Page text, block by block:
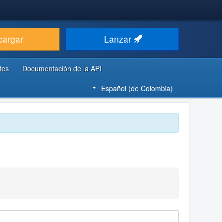
Lanzar
Documentación de la API
Español (de Colombia)